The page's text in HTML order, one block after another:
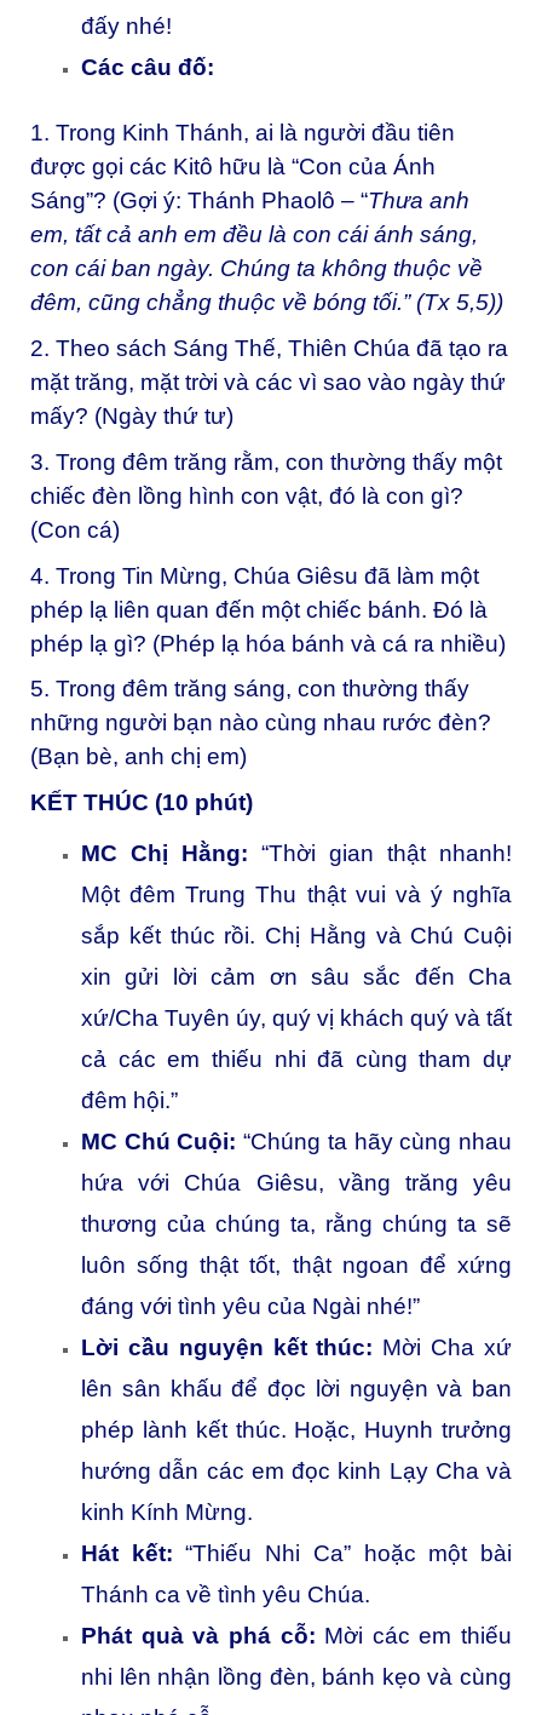
đấy nhé!
Các câu đố:
1. Trong Kinh Thánh, ai là người đầu tiên
được gọi các Kitô hữu là “Con của Ánh
Sáng”? (Gợi ý: Thánh Phaolô – “Thưa anh
em, tất cả anh em đều là con cái ánh sáng,
con cái ban ngày. Chúng ta không thuộc về
đêm, cũng chẳng thuộc về bóng tối.” (Tx 5,5))
2. Theo sách Sáng Thế, Thiên Chúa đã tạo ra
mặt trăng, mặt trời và các vì sao vào ngày thứ
mấy? (Ngày thứ tư)
3. Trong đêm trăng rằm, con thường thấy một
chiếc đèn lồng hình con vật, đó là con gì?
(Con cá)
4. Trong Tin Mừng, Chúa Giêsu đã làm một
phép lạ liên quan đến một chiếc bánh. Đó là
phép lạ gì? (Phép lạ hóa bánh và cá ra nhiều)
5. Trong đêm trăng sáng, con thường thấy
những người bạn nào cùng nhau rước đèn?
(Bạn bè, anh chị em)
KẾT THÚC (10 phút)
MC Chị Hằng: “Thời gian thật nhanh!
Một đêm Trung Thu thật vui và ý nghĩa
sắp kết thúc rồi. Chị Hằng và Chú Cuội
xin gửi lời cảm ơn sâu sắc đến Cha
xứ/Cha Tuyên úy, quý vị khách quý và tất
cả các em thiếu nhi đã cùng tham dự
đêm hội.”
MC Chú Cuội: “Chúng ta hãy cùng nhau
hứa với Chúa Giêsu, vầng trăng yêu
thương của chúng ta, rằng chúng ta sẽ
luôn sống thật tốt, thật ngoan để xứng
đáng với tình yêu của Ngài nhé!”
Lời cầu nguyện kết thúc: Mời Cha xứ
lên sân khấu để đọc lời nguyện và ban
phép lành kết thúc. Hoặc, Huynh trưởng
hướng dẫn các em đọc kinh Lạy Cha và
kinh Kính Mừng.
Hát kết: “Thiếu Nhi Ca” hoặc một bài
Thánh ca về tình yêu Chúa.
Phát quà và phá cỗ: Mời các em thiếu
nhi lên nhận lồng đèn, bánh kẹo và cùng